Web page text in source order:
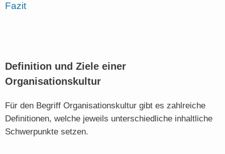
Fazit
Definition und Ziele einer
Organisationskultur
Für den Begriff Organisationskultur gibt es zahlreiche
Definitionen, welche jeweils unterschiedliche inhaltliche
Schwerpunkte setzen.